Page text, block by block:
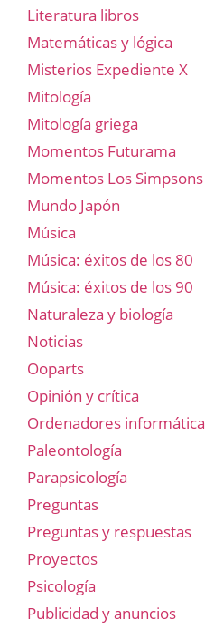
Literatura libros
Matemáticas y lógica
Misterios Expediente X
Mitología
Mitología griega
Momentos Futurama
Momentos Los Simpsons
Mundo Japón
Música
Música: éxitos de los 80
Música: éxitos de los 90
Naturaleza y biología
Noticias
Ooparts
Opinión y crítica
Ordenadores informática
Paleontología
Parapsicología
Preguntas
Preguntas y respuestas
Proyectos
Psicología
Publicidad y anuncios